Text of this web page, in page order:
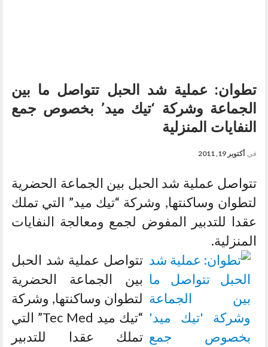
تطوان: عملية شد الحبل تتواصل ما بين
الجماعة وشركة ‘تيك ميد’ بخصوص جمع
النفايات المنزلية
في أكتوبر 19, 2011
تتواصل عملية شد الحبل بين الجماعة الحضرية
لتطوان وساكنتها, وشركة “تيك ميد” التي تملك
عقدا للتدبير المفوض لجمع ومعالجة النفايات
المنزلية.
تتواصل عملية شد الحبل
بين الجماعة الحضرية
لتطوان وساكنتها, وشركة
“تيك ميد Tec Med” التي
تملك عقدا للتدبير